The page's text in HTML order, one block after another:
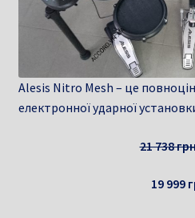
Alesis Nitro Mesh – це
електронної ударної
21 738
19 999